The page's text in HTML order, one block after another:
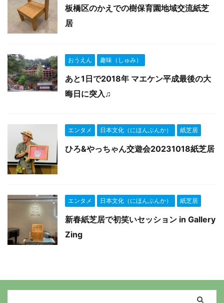
板橋区のかえでの樹保育園地域交流紙芝
居
おうえん 趣味（しゅみ）
あと1日で2018年 マエケン平成最後の大
晦日に突入♫
エンタメ 日本文化（にほんぶんか） 紙芝居
ひろ&やっちゃん交遊会20231018紙芝居
エンタメ 日本文化（にほんぶんか） 紙芝居
新春紙芝居で初笑いセッション in Gallery
Zing